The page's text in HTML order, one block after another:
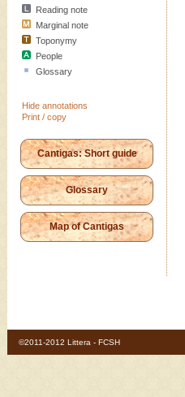
Reading note
Marginal note
Toponymy
People
Glossary
Hide annotations
Print / copy
Cantigas: Short guide
Glossary
Map of Cantigas
©2011-2012 Littera - FCSH